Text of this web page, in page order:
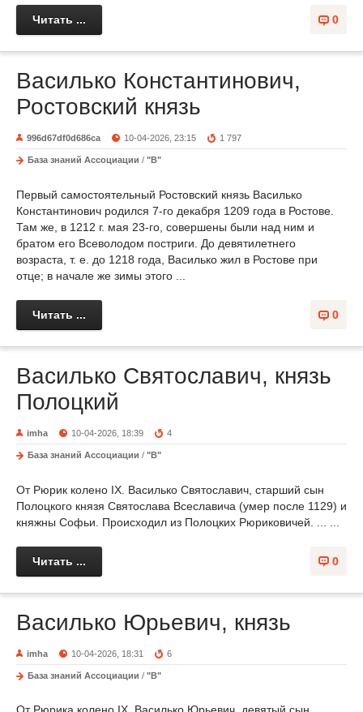
0
Читать ...
Василько Константинович,
Ростовский князь
996d67df0d686ca 10-04-2026, 23:15 1 797
База знаний Ассоциации / "В"
Первый самостоятельный Ростовский князь Василько
Константинович родился 7-го декабря 1209 года в Ростове.
Там же, в 1212 г. мая 23-го, совершены были над ним и
братом его Всеволодом постриги. До девятилетнего
возраста, т. е. до 1218 года, Василько жил в Ростове при
отце; в начале же зимы этого ...
0
Читать ...
Василько Святославич, князь
Полоцкий
imha 10-04-2026, 18:39 4
База знаний Ассоциации / "В"
От Рюрик колено IX. Василько Святославич, старший сын
Полоцкого князя Святослава Всеславича (умер после 1129) и
княжны Софьи. Происходил из Полоцких Рюриковичей. ... ...
0
Читать ...
Василько Юрьевич, князь
imha 10-04-2026, 18:31 6
База знаний Ассоциации / "В"